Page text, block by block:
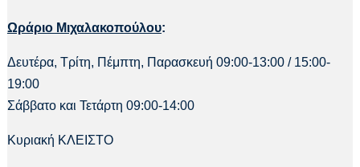
Ωράριο Μιχαλακοπούλου:
Δευτέρα, Τρίτη, Πέμπτη, Παρασκευή 09:00-13:00 / 15:00-
19:00
Σάββατο και Τετάρτη 09:00-14:00
Κυριακή ΚΛΕΙΣΤΟ